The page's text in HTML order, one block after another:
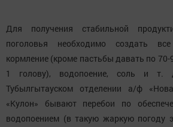
Для получения стабильной
поголовья необходимо создать
кормление (кроме пастьбы давать по 70-
1 голову), водопоение, соль и
Тубылгытауском отделении а/ф
«Кулон» бывают перебои по
водопоением (в такую жаркую погоду